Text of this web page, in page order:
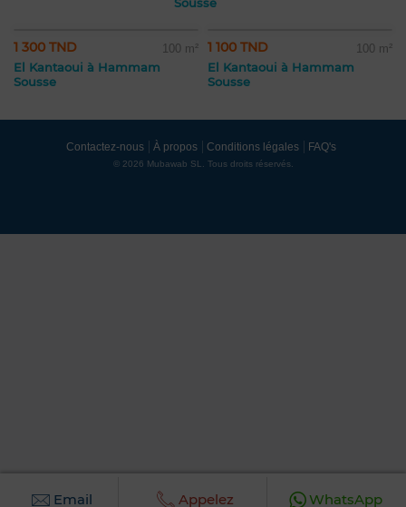
Sousse
1 300 TND 100 m²
El Kantaoui à Hammam
Sousse
1 100 TND 100 m²
El Kantaoui à Hammam
Sousse
Email Appelez WhatsApp
Contactez-nous À propos Conditions légales FAQ's
© 2026 Mubawab SL. Tous droits réservés.